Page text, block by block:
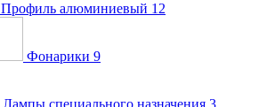
Профиль алюминиевый 12
Фонарики 9